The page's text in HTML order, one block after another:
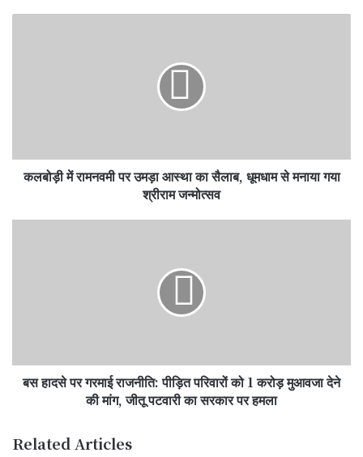
धूमधाम
कलबोड़ी में रामनवमी पर उमड़ा आस्था का सैलाब, धूमधाम से मनाया गया
श्रीराम जन्मोत्सव
1
करोड़
मांग,
बस हादसे पर गरमाई राजनीति: पीड़ित परिवारों को 1 करोड़ मुआवजा देने
की मांग, जीतू पटवारी का सरकार पर हमला
Related Articles